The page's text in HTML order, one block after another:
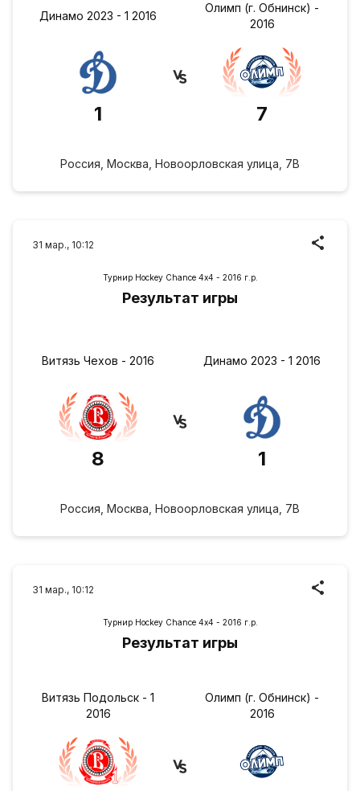
Динамо 2023 - 1 2016
1
Олимп (г. Обнинск) -
2016
7
Россия, Москва, Новоорловская улица, 7В
31 мар., 10:12
Турнир Hockey Chance 4х4 - 2016 г.р.
Результат игры
Витязь Чехов - 2016
8
Динамо 2023 - 1 2016
1
Россия, Москва, Новоорловская улица, 7В
31 мар., 10:12
Турнир Hockey Chance 4х4 - 2016 г.р.
Результат игры
Витязь Подольск - 1
2016
Олимп (г. Обнинск) -
2016